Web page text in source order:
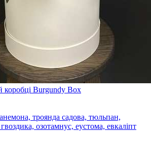
коробці Burgundy Box
троянда садова, тюльпан,
гвоздика, озотамнус, еустома, евкаліпт